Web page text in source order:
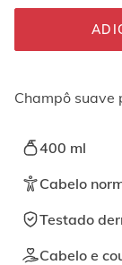
por
vídeos
reproduzidos
ativando
botão
correspondente.
Champô suave
400 ml
Cabelo
Testado
Cabelo e